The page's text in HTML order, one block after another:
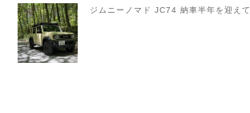
ジムニーノマド JC74 納車半年を迎えて